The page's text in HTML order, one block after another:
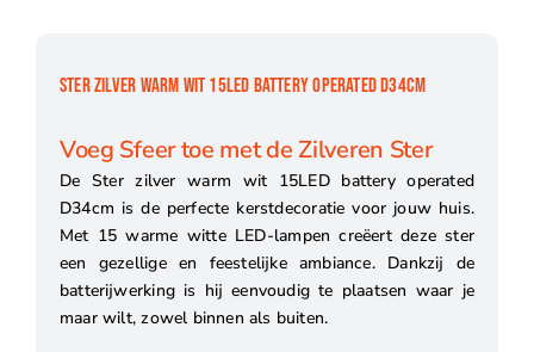
STER ZILVER WARM WIT 15LED BATTERY OPERATED D34CM
Voeg Sfeer toe met de Zilveren Ster
De Ster zilver warm wit 15LED battery operated
D34cm is de perfecte kerstdecoratie voor jouw huis.
Met 15 warme witte LED-lampen creëert deze ster
een gezellige en feestelijke ambiance. Dankzij de
batterijwerking is hij eenvoudig te plaatsen waar je
maar wilt, zowel binnen als buiten.